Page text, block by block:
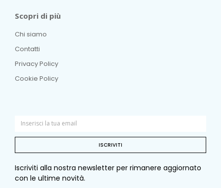
Scopri di più
Chi siamo
Contatti
Privacy Policy
Cookie Policy
ISCRIVITI
Iscriviti alla nostra newsletter per rimanere aggiornato
con le ultime novità.